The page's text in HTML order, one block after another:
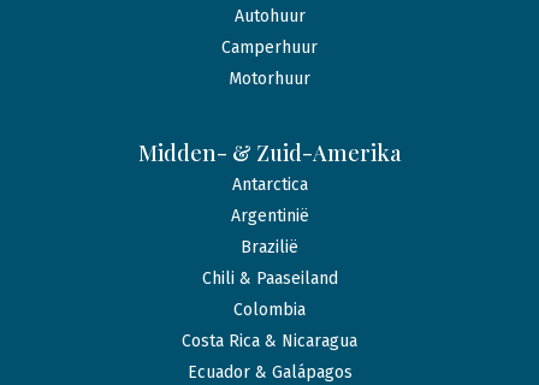
Autohuur
Camperhuur
Motorhuur
Midden- & Zuid-Amerika
Antarctica
Argentinië
Brazilië
Chili & Paaseiland
Colombia
Costa Rica & Nicaragua
Ecuador & Galápagos